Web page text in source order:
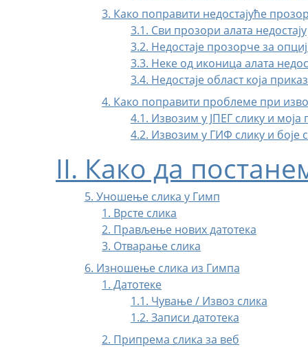
3. Како поправити недостајуће
3.1. Сви прозори алата недостају
3.2. Недостаје прозорче за
3.3. Неке од иконица алата
3.4. Недостаје област која
4. Како поправити проблеме при
4.1. Извозим у ЈПЕГ слику и
4.2. Извозим у ГИФ слику и боје
II. Како да
5. Уношење слика у Гимп
1. Врсте слика
2. Прављење нових датотека
3. Отварање слика
6. Изношење слика из Гимпа
1. Датотеке
1.1. Чување / Извоз слика
1.2. Записи датотека
2. Припрема слика за веб